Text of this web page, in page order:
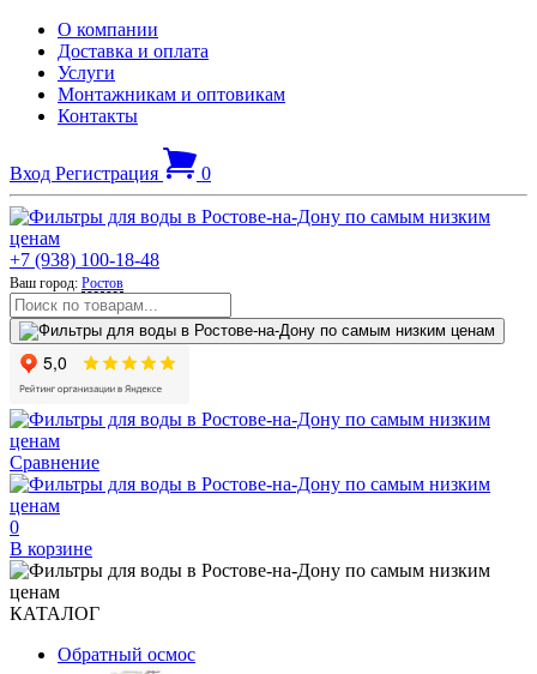
О компании
Доставка и оплата
Услуги
Монтажникам и оптовикам
Контакты
Вход Регистрация 0
+7 (938) 100-18-48
Ваш город: Ростов
Сравнение
0
В корзине
КАТАЛОГ
Обратный осмос